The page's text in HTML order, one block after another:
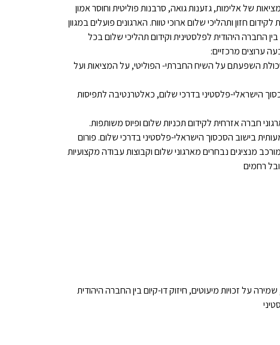
של אלימות, גזענות גואה, סרבנות פוליטית וחוסר אמון
חזון ותהליכי שלום ארוכי טווח. הארגונים פועלים במגוון
החברה היהודית לפלסטינית וקידום תהליכי שלום בכל
ערוצים מרכזיים:
יכולת השפעתם על השיח החברתי- הפוליטי, על המציאות ועל
הישראלי-פלסטיני בדרכי שלום, כאלטרנטיבה לתפיסות
בישוב הסכסוך הישראלי-פלסטיני בדרכי שלום. פורום
מנציגים נבחרים מארגוני שלום וקבוצות עבודה מקצועיות
רחמים
על זכויות מיעוטים, חיזוק דו-קיום בין החברה היהודית